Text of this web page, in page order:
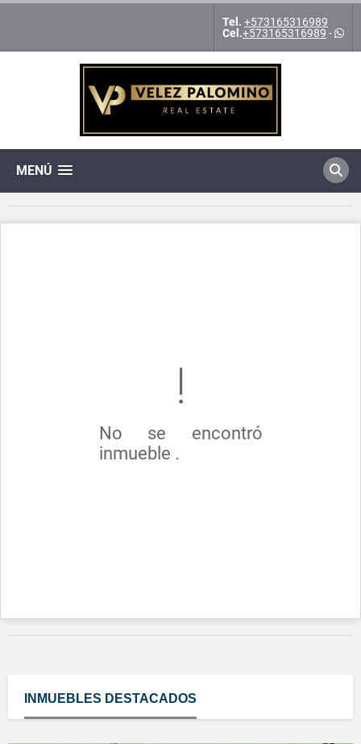
Tel. +573165316989
Cel.+573165316989 -
MENÚ
No se encontró
inmueble .
INMUEBLES DESTACADOS